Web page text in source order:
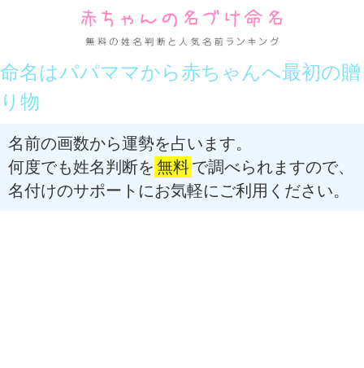
命名はパパママから赤ちゃんへ最初の贈
り物
名前の画数から運勢を占います。
何度でも姓名判断を 無料で調べられますので、
名付けのサポートにお気軽にご利用ください。